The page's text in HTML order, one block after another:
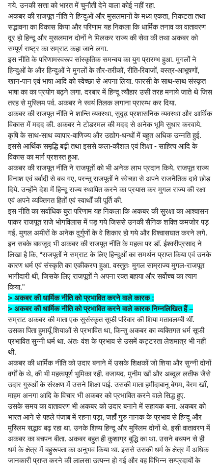
गये. उनकी सत्ता को भारत में चुनौती देने वाला कोई नहीं रहा.
अकबर की राजपूत नीति ने हिन्दुओं और मुसलमानों के मध्य एकता, निकटता तथा
सद्भावना का विकास किया और परिणाम यह निकला कि धार्मिक तनाव का वातावरण
दूर हो हिन्दू और मुसलमान दोनों ने मिलकर राज्य की सेवा की तथा अकबर को
सम्पूर्ण राष्ट्र का सम्राट कहा जाने लगा.
इस नीति के परिणामस्वरूप सांस्कृतिक समन्वय का युग प्रारम्भ हुआ. मुगलों ने
हिन्दुओं के और हिन्दुओं ने मुगलों के तौर-तरीकों, रीति-रिवाजों, वस्त्र-आभूषणों,
खान-पान एवं भाषा आदि को स्वेच्छा से अपना लिया. फारसी के साथ-साथ संस्कृत
भाषा का का प्रयोग बढ़ने लगा. दरबार में हिन्दू त्यौहार उसी तरह मनाये जाते थे जिस
तरह से मुस्लिम पर्व. अकबर ने स्वयं तिलक लगाना प्रारम्भ कर दिया.
अकबर की राजपूत नीति ने शान्ति व्यवस्था, सुदृढ़ प्रशासनिक व्यवस्था और आर्थिक
विकास में मदद की. अकबर ने टोडरमल की मदद से अनेक भूमि सुधार करवाये.
कृषि के साथ-साथ व्यापार-वाणिज्य और उद्योग-धन्धों में बहुत अधिक उन्नति हुई.
इससे आर्थिक समृद्धि बढ़ी तथा इससे कला-कौशल एवं शिक्षा - साहित्य आदि के
विकास का मार्ग प्रशस्त हुआ.
अकबर की राजपूत नीति ने राजपूतों को भी अनेक लाभ प्रदान किये. राजपूत राज्य
विनाश एवं बर्बादी से बच गए, परन्तु राजपूतों ने स्वेच्छा से अपने राजनैतिक दावे छोड़
दिये. उन्होंने देश में हिन्दू राज्य स्थापित करने का प्रयास कर मुगल राज्य की रक्षा
एवं अपने व्यक्तिगत हितों एवं स्वार्थों की पूर्ति की.
इस नीति का सर्वाधिक बुरा परिणाम यह निकला कि अकबर की सुरक्षा का आश्वासन
पाकर राजपूत राजे भोगविलास में पड़ गये जिससे उनकी सैनिक शक्ति कमजोर पड़
गई. मुगल अमीरों के अनेक दुर्गुणों के वे शिकार हो गये और विश्वासघात करने लगे.
इन सबके बावजूद भी अकबर की राजपूत नीति के महत्व पर डॉ. ईश्वरीप्रसाद ने
लिखा है कि, “राजपूतों ने सम्राट के लिए हिन्दुओं का समर्थन प्राप्त किया एवं उनके
कारण धर्म एवं संस्कृति का एकीकरण हुआ. वस्तुतः मुगल साम्राज्य मुगल-राजपूत
भागीदारी थी, जिसके लिए राजपूतों ने अपना रक्त बहाया और सर्वोच्च का त्याग
किया."
> अकबर की धार्मिक नीति को प्रभावित करने वाले कारक :
> अकबर की धार्मिक नीति को प्रभावित करने वाले कारक निम्नलिखित हैं –
सम्राट अकबर की माता एक सुसंस्कृत सूफी परिवार की शिया मतावलम्बी थीं.
उसका पिता हुमायूँ शियाओं से प्रभावित था, किन्तु अकबर का व्यक्तिगत धर्म सूफी
प्रभावित सुन्नी धर्म था. अंतः वंश के प्रभाव से उसमें कट्टरता लेशमात्र भी नहीं
थी.
अकबर की धार्मिक नीति को उदार बनाने में उसके शिक्षकों जो शिया और सुन्नी दोनों
वर्गों के थे, की भी महत्वपूर्ण भूमिका रही. वजायद, मुनीम खाँ और अब्दुल लतीफ जैसे
उदार गुरुओं के संरक्षण में उसने शिक्षा पाई. उसकी माता हमीदाबानू बेगम, बैरम खाँ,
माहम अनगा आदि के विचार भी अकबर को प्रभावित करने वाले सिद्ध हुए.
उसके समय का वातावरण भी अकबर को उदार बनाने में सहायक बना. अकबर को
भारत आने से पहले पंजाब में रहना पड़ा, जहाँ गुरु नानक के प्रभाव से हिन्दू और
मुस्लिम सद्भाव बढ़ रहा था. उनके शिष्य हिन्दू और मुस्लिम दोनों थे. इसी वातावरण में
अकबर का बचपन बीता. अकबर बहुत ही कुशाग्र बुद्धि का था. उसने बचपन से ही
धर्म के क्षेत्र में बहुरूपता का अनुभव किया था. इससे उसकी धर्म के क्षेत्र में अधिक
जानकारी प्राप्त करने की लालसा उत्पन्न हो गई और वह विभिन्न सम्प्रदायों के